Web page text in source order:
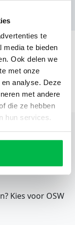
te
media te bieden
Ook delen we
met onze
analyse. Deze
met andere
die ze hebben
hun services.
Kies voor OSW